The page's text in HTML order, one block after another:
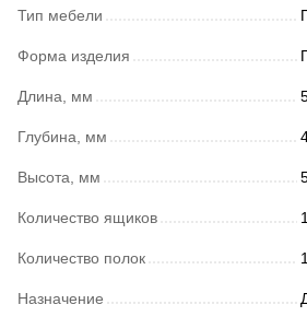
Тип мебели
Форма изделия
Длина, мм
Глубина, мм
Высота, мм
Количество ящиков 1
Количество полок 1
Назначение